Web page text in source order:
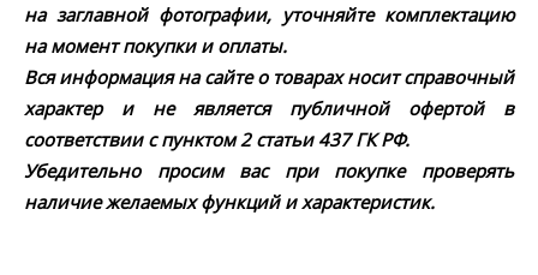
на заглавной фотографии, уточняйте комплектацию
на момент покупки и оплаты.
Вся информация на сайте о товарах носит справочный
характер и не является публичной офертой в
соответствии с пунктом 2 статьи 437 ГК РФ.
Убедительно просим вас при покупке проверять
наличие желаемых функций и характеристик.